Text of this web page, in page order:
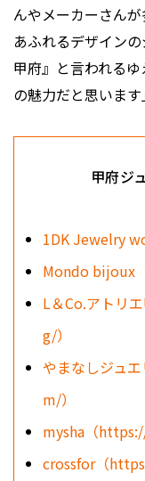
んやメーカーさん
あふれるデザイン
甲府』と言われるゆ
の魅力だと思いま
甲府ジ
1DK Jewelry
Mondo bijoux
L＆Co.アトリ
g/）
やまなしジュ
m/）
mysha（
crossfor（